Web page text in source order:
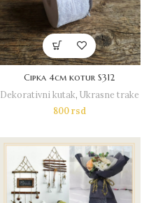
Cipka 4cm kotur S312
Dekorativni kutak, Ukrasne trake
800rsd